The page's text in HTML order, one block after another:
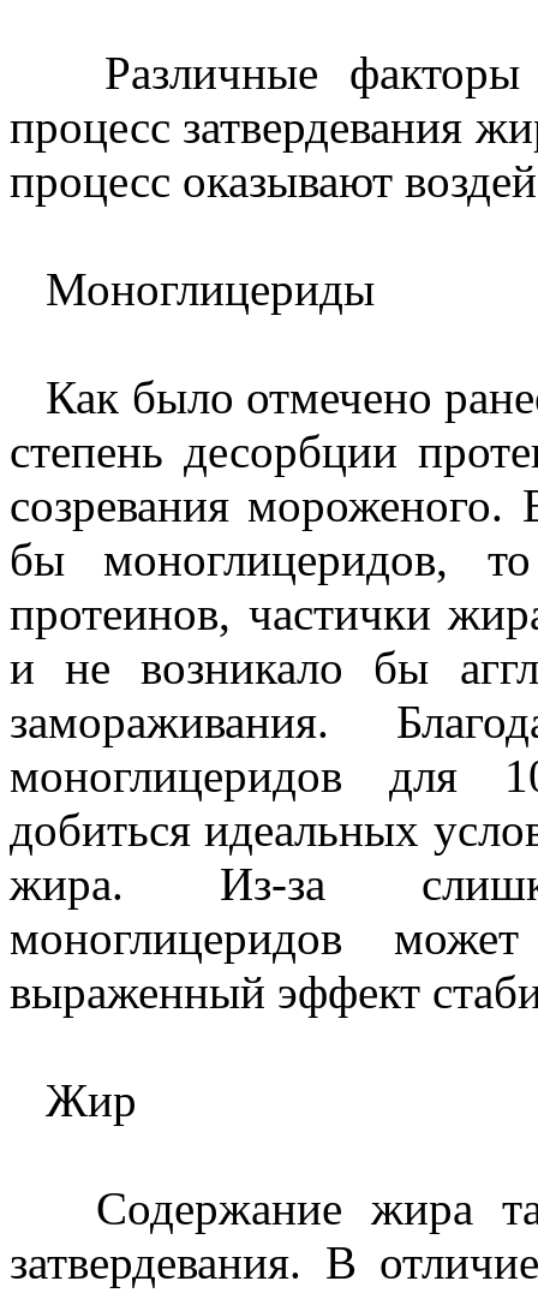
Различные факторы
процесс затвердевания
процесс оказывают
Моноглицериды
Как было отмечено
степень десорбции
созревания
бы моноглицеридов,
протеинов, частички
и не возникало бы
замораживания.
моноглицеридов для
добиться идеальных
жира. Из-за
моноглицеридов
выраженный эффект
Жир
Содержание жира
затвердевания. В